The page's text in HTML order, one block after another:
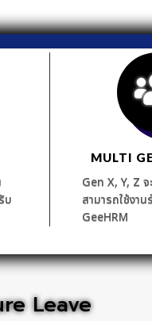
บ
MULTI
Gen X, Y, Z
สามารถใช้งา
GeeHRM
Leave